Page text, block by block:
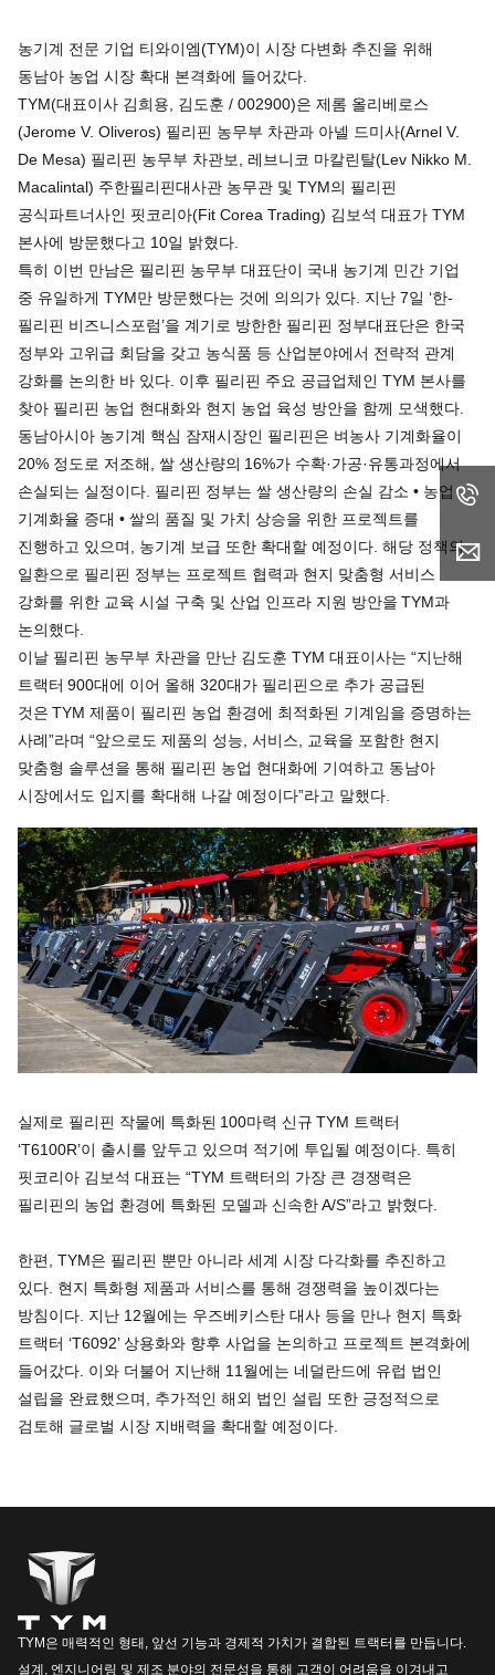
농기계 전문 기업 티와이엠(TYM)이 시장 다변화 추진을 위해
동남아 농업 시장 확대 본격화에 들어갔다.
TYM(대표이사 김희용, 김도훈 / 002900)은 제롬 올리베로스
(Jerome V. Oliveros) 필리핀 농무부 차관과 아넬 드미사(Arnel V.
De Mesa) 필리핀 농무부 차관보, 레브니코 마칼린탈(Lev Nikko M.
Macalintal) 주한필리핀대사관 농무관 및 TYM의 필리핀
공식파트너사인 핏코리아(Fit Corea Trading) 김보석 대표가 TYM
본사에 방문했다고 10일 밝혔다.
특히 이번 만남은 필리핀 농무부 대표단이 국내 농기계 민간 기업
중 유일하게 TYM만 방문했다는 것에 의의가 있다. 지난 7일 ‘한-
필리핀 비즈니스포럼’을 계기로 방한한 필리핀 정부대표단은 한국
정부와 고위급 회담을 갖고 농식품 등 산업분야에서 전략적 관계
강화를 논의한 바 있다. 이후 필리핀 주요 공급업체인 TYM 본사를
찾아 필리핀 농업 현대화와 현지 농업 육성 방안을 함께 모색했다.
동남아시아 농기계 핵심 잠재시장인 필리핀은 벼농사 기계화율이
20% 정도로 저조해, 쌀 생산량의 16%가 수확·가공·유통과정에서
손실되는 실정이다. 필리핀 정부는 쌀 생산량의 손실 감소 • 농업
기계화율 증대 • 쌀의 품질 및 가치 상승을 위한 프로젝트를
진행하고 있으며, 농기계 보급 또한 확대할 예정이다. 해당 정책의
일환으로 필리핀 정부는 프로젝트 협력과 현지 맞춤형 서비스
강화를 위한 교육 시설 구축 및 산업 인프라 지원 방안을 TYM과
논의했다.
이날 필리핀 농무부 차관을 만난 김도훈 TYM 대표이사는 “지난해
트랙터 900대에 이어 올해 320대가 필리핀으로 추가 공급된
것은 TYM 제품이 필리핀 농업 환경에 최적화된 기계임을 증명하는
사례”라며 “앞으로도 제품의 성능, 서비스, 교육을 포함한 현지
맞춤형 솔루션을 통해 필리핀 농업 현대화에 기여하고 동남아
시장에서도 입지를 확대해 나갈 예정이다”라고 말했다.
실제로 필리핀 작물에 특화된 100마력 신규 TYM 트랙터
‘T6100R’이 출시를 앞두고 있으며 적기에 투입될 예정이다. 특히
핏코리아 김보석 대표는 “TYM 트랙터의 가장 큰 경쟁력은
필리핀의 농업 환경에 특화된 모델과 신속한 A/S”라고 밝혔다.
한편, TYM은 필리핀 뿐만 아니라 세계 시장 다각화를 추진하고
있다. 현지 특화형 제품과 서비스를 통해 경쟁력을 높이겠다는
방침이다. 지난 12월에는 우즈베키스탄 대사 등을 만나 현지 특화
트랙터 ‘T6092’ 상용화와 향후 사업을 논의하고 프로젝트 본격화에
들어갔다. 이와 더불어 지난해 11월에는 네덜란드에 유럽 법인
설립을 완료했으며, 추가적인 해외 법인 설립 또한 긍정적으로
검토해 글로벌 시장 지배력을 확대할 예정이다.
TYM은 매력적인 형태, 앞선 기능과 경제적 가치가 결합된 트랙터를 만듭니다.
설계, 엔지니어링 및 제조 분야의 전문성을 통해 고객이 어려움을 이겨내고